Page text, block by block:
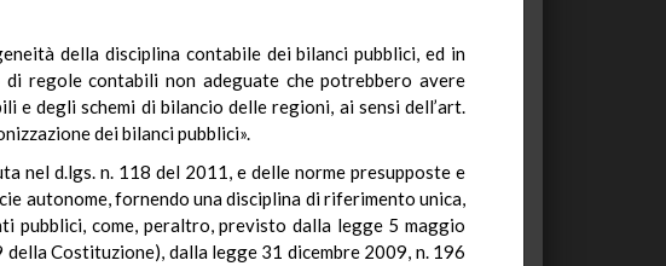
della disciplina contabile dei bilanci pubblici, ed in
regole contabili non adeguate che potrebbero avere
e degli schemi di bilancio delle regioni, ai sensi dell’art.
dei bilanci pubblici».
nel d.lgs. n. 118 del 2011, e delle norme presupposte e
autonome, fornendo una disciplina di riferimento unica,
pubblici, come, peraltro, previsto dalla legge 5 maggio
Costituzione), dalla legge 31 dicembre 2009, n. 196